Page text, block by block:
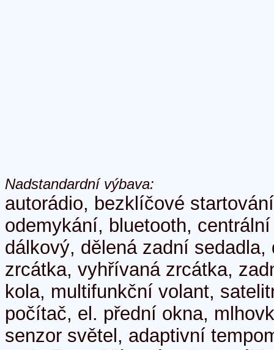
Nadstandardní výbava:
autorádio, bezklíčové
odemykání, bluetooth,
dálkový, dělená zadní
zrcátka, vyhřívaná zrcátka,
kola, multifunkční volant,
počítač, el. přední okna,
senzor světel, adaptivní